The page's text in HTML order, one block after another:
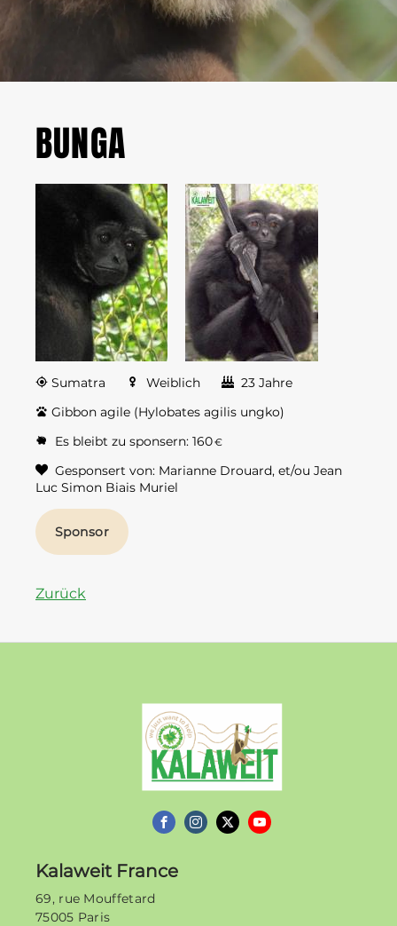
BUNGA
Sumatra Weiblich
23 Jahre
Gibbon agile (Hylobates agilis ungko)
Es bleibt zu sponsern: 160€
Gesponsert von: Marianne Drouard, et/ou Jean
Luc Simon Biais Muriel
Zurück
Kalaweit
Kalaweit France
69, rue Mouffetard
75005 Paris